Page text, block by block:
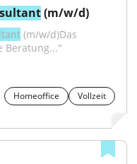
(m/w/d)
(m/w/d)Das
Beratung..."
Homeoffice
Vollzeit